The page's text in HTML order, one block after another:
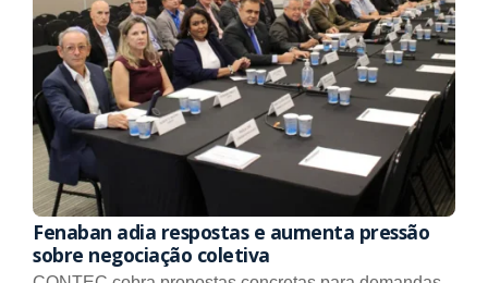
Fenaban adia respostas e aumenta pressão
sobre negociação coletiva